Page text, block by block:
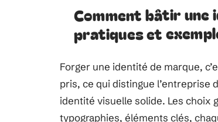
Comment bâtir
pratiques et
Forger une identité de marque,
pris, ce qui distingue l’entreprise
identité visuelle solide. Les choix
typographies, éléments clés,